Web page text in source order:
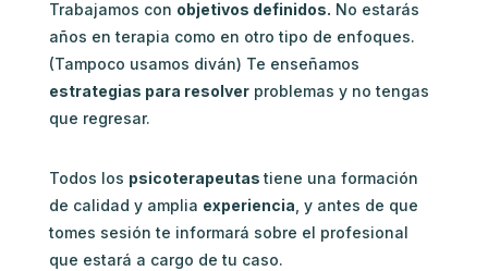
Trabajamos con objetivos definidos. No estarás
años en terapia como en otro tipo de enfoques.
(Tampoco usamos diván) Te enseñamos
estrategias para resolverproblemas y no tengas
que regresar.
Todos los psicoterapeutastiene una formación
de calidad y amplia experiencia , y antes de que
tomes sesión te informará sobre el profesional
que estará a cargo de tu caso.